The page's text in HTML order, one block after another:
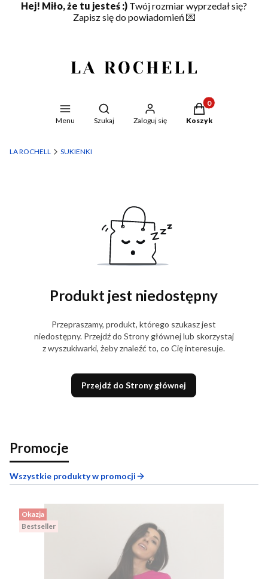
Hej! Miło, że tu jesteś :) Twój rozmiar wyprzedał się?
Zapisz się do powiadomień 💌
Menu
Otwórz wyszukiwarkę
Szukaj Zaloguj się
Produkty w
Koszyk
LA ROCHELL SUKIENKI
Produkt jest niedostępny
Przepraszamy, produkt, którego szukasz jest
niedostępny. Przejdź do Strony głównej lub skorzystaj
z wyszukiwarki, żeby znaleźć to, co Cię interesuje.
Przejdź do Strony głównej
Promocje
Wszystkie produkty w promocji
Okazja
Bestseller